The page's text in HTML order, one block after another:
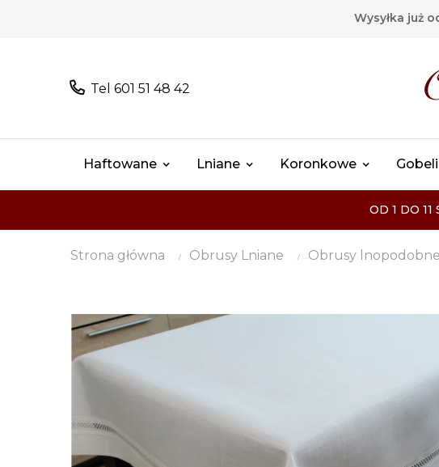
Wysyłka już
Tel 601 51 48 42
Haftowane Lniane Koronkowe
OD 1 DO
Strona główna Obrusy Lniane Obrusy lnopodobne